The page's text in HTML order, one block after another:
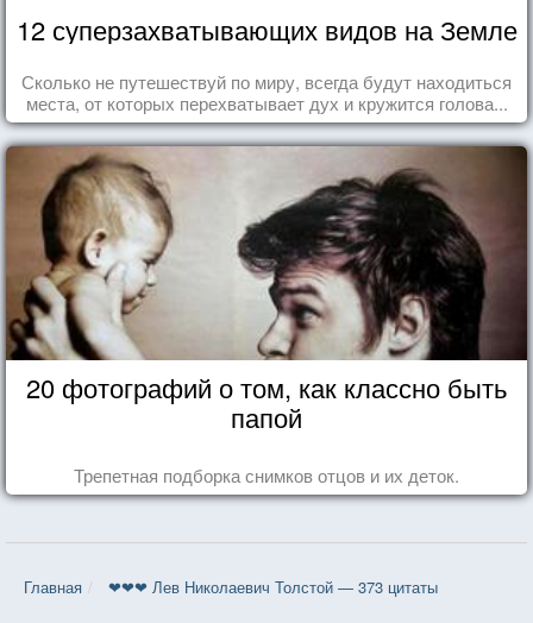
12 суперзахватывающих видов на Земле
Сколько не путешествуй по миру, всегда будут находиться
места, от которых перехватывает дух и кружится голова...
20 фотографий о том, как классно быть
папой
Трепетная подборка снимков отцов и их деток.
Главная ❤❤❤ Лев Николаевич Толстой — 373 цитаты